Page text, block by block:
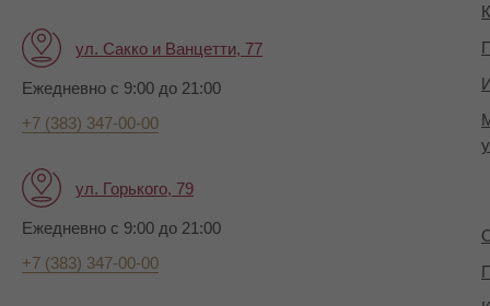
Ежедневно с 9:00 до 21:00
+7 (383) 347-00-00
ул. Сакко и Ванцетти, 77
Ежедневно с 9:00 до 21:00
+7 (383) 347-00-00
ул. Горького, 79